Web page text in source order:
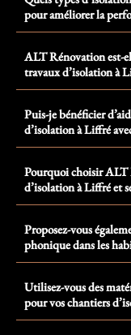
pour améliorer la
ALT Rénovation est-
travaux d’isolation à
Puis-je bénéficier
d’isolation à Liffré
Pourquoi choisir
d’isolation à Liffré et
Proposez-vous
phonique dans les
Utilisez-vous des
pour vos chantiers